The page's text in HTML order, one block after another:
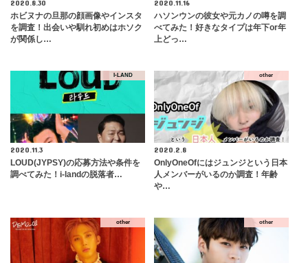
2020.8.30
ホビヌナの旦那の顔画像やインスタ
を調査！出会いや馴れ初めはホソク
が関係し…
2020.11.16
ハソンウンの彼女や元カノの噂を調
べてみた！好きなタイプは年下or年
上どっ…
I-LAND
2020.11.3
LOUD(JYPSY)の応募方法や条件を
調べてみた！i-landの脱落者…
other
2020.2.8
OnlyOneOfにはジュンジという日本
人メンバーがいるのか調査！年齢
や…
other other